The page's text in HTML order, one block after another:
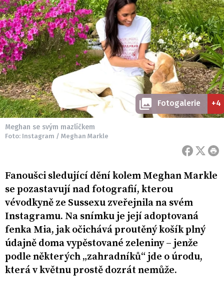
Fotogalerie +4
Meghan se svým mazlíčkem
Foto: Instagram / Meghan Markle
Fanoušci sledující dění kolem Meghan Markle
se pozastavují nad fotografií, kterou
vévodkyně ze Sussexu zveřejnila na svém
Instagramu. Na snímku je její adoptovaná
fenka Mia, jak očichává proutěný košík plný
údajně doma vypěstované zeleniny – jenže
podle některých „zahradníků“ jde o úrodu,
která v květnu prostě dozrát nemůže.